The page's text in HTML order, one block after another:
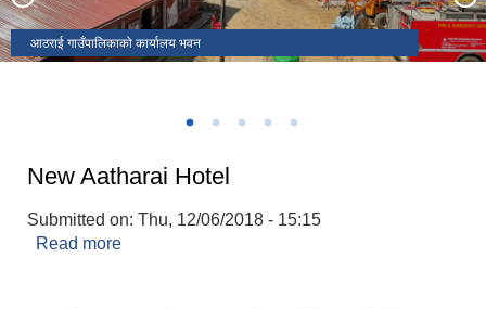
आठराई गाउँपालिकाको कार्यालय भवन
आठराई गाउँसभाको १७औँ अधिवेशन
अध्यक्ष रनिङ्ग कप २०८०
अध्यक्ष रनिङ्ग कप २०८०
New Aatharai Hotel
Submitted on: Thu, 12/06/2018 - 15:15
Read more